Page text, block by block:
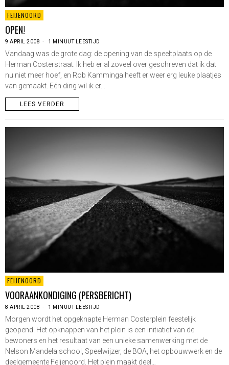
FEIJENOORD
OPEN!
9 APRIL 2008 1 MINUUT LEESTIJD
Vandaag was de grote dag: de opening van de speeltplaats op de
Herman Costerstraat. Ik heb er al zoveel over geschreven dat ik dat
nu niet meer hoef, en Rob Kamminga heeft er weer erg leuke plaatjes
van gemaakt. Eén ding wil ik er…
LEES VERDER
FEIJENOORD
VOORAANKONDIGING (PERSBERICHT)
8 APRIL 2008 1 MINUUT LEESTIJD
Morgen wordt het opgeknapte Herman Costerplein feestelijk
geopend. Het opknappen van het plein is een initiatief van de
bewoners en het resultaat van een unieke samenwerking met de
Nelson Mandela school, Speelwijzer, de BOA, het opbouwwerk en de
deelgemeente Feijenoord. Het plein maakt deel…